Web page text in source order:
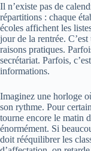
Il n’existe pas de
répartitions : chaque
écoles affichent les
jour de la rentrée.
raisons pratiques.
secrétariat. Parfois,
informations.
Imaginez une horloge
son rythme. Pour
tourne encore le matin
énormément. Si
doit rééquilibrer les